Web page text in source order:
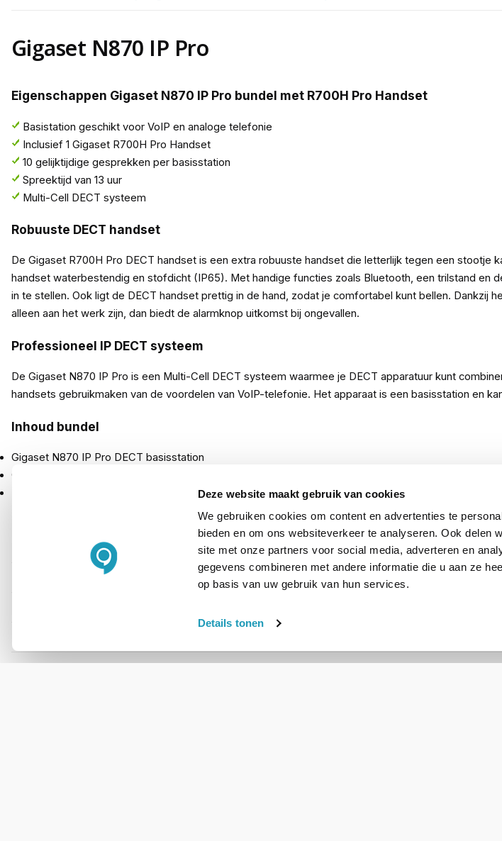
Deze website maakt gebruik van cookies
We gebruiken cookies om content en advertenties te
bieden en om ons websiteverkeer te analyseren. Ook delen
site met onze partners voor social media, adverteren en
gegevens combineren met andere informatie die u aan ze
op basis van uw gebruik van hun services.
Details tonen
Gigaset N870 IP Pro
Eigenschappen Gigaset N870 IP Pro bundel met R700H Pro Handset
Basistation geschikt voor VoIP en analoge telefonie
Inclusief 1 Gigaset R700H Pro Handset
10 gelijktijdige gesprekken per basisstation
Spreektijd van 13 uur
Multi-Cell DECT systeem
Robuuste DECT handset
De Gigaset R700H Pro DECT handset is een extra robuuste handset die letterlijk tegen een
handset waterbestendig en stofdicht (IP65). Met handige functies zoals Bluetooth, een trilstand en
in te stellen. Ook ligt de DECT handset prettig in de hand, zodat je comfortabel kunt bellen.
alleen aan het werk zijn, dan biedt de alarmknop uitkomst bij ongevallen.
Professioneel IP DECT systeem
De Gigaset N870 IP Pro is een Multi-Cell DECT systeem waarmee je DECT apparatuur kunt
handsets gebruikmaken van de voordelen van VoIP-telefonie. Het apparaat is een basisstation en
Inhoud bundel
Gigaset N870 IP Pro DECT basisstation
Gigaset R700H Pro Handset
PRODUCT DETAILS